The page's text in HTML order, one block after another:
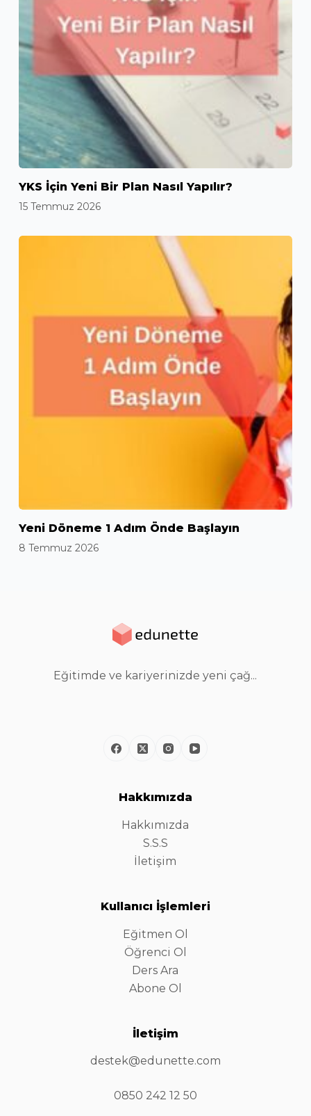
YKS İçin Yeni Bir Plan Nasıl Yapılır?
15 Temmuz 2026
Yeni Döneme 1 Adım Önde Başlayın
8 Temmuz 2026
Eğitimde ve kariyerinizde yeni çağ...
Hakkımızda
Hakkımızda
S.S.S
İletişim
Kullanıcı İşlemleri
Eğitmen Ol
Öğrenci Ol
Ders Ara
Abone Ol
İletişim
destek@edunette.com
0850 242 12 50